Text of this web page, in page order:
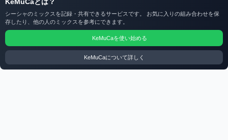
シーシャのミックスを記録・共有できるサービスです。 お気に入りの組み合わせを保
存したり、他の人のミックスを参考にできます。
KeMuCaを使い始める
KeMuCaについて詳しく